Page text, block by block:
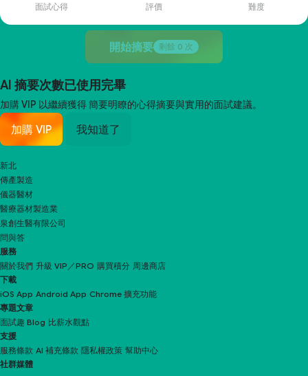
面試心得 評價 難度
開始摘要 剩餘 0 次
AI 摘要次數已使用完畢
加購 VIP 以繼續獲得簡要明瞭的心得摘要與實用的面試建議。
加購 VIP 我知道了
新北
傳產製造
儀器醫材
醫療器材製造業
泉創生醫有限公司
問與答
服務
關於我們 升級 VIP／PRO 購買積分 周邊商店
下載
iOS App Android App Chrome 擴充功能
專題文章
面試趣 Blog 比薪水觀點
支援
服務條款 AI 補充條款 隱私權政策 幫助中心
社群媒體